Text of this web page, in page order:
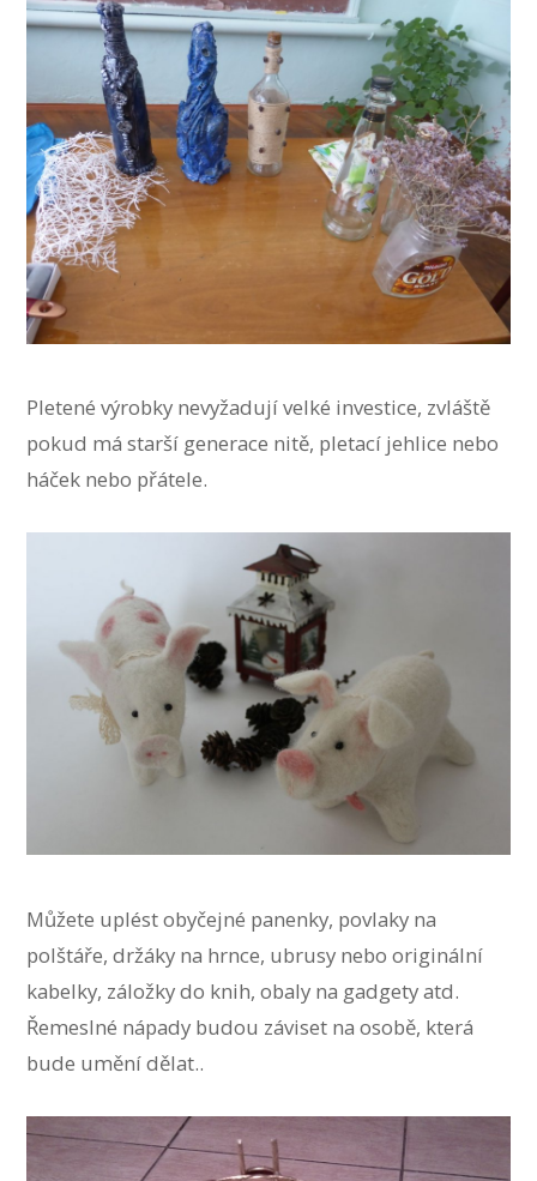
Pletené výrobky nevyžadují velké investice, zvláště
pokud má starší generace nitě, pletací jehlice nebo
háček nebo přátele.
Můžete uplést obyčejné panenky, povlaky na
polštáře, držáky na hrnce, ubrusy nebo originální
kabelky, záložky do knih, obaly na gadgety atd.
Řemeslné nápady budou záviset na osobě, která
bude umění dělat..